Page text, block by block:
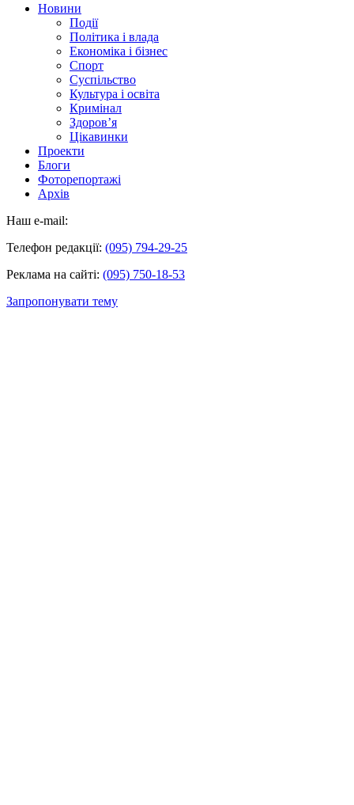
Новини
Події
Політика і влада
Економіка і бізнес
Спорт
Суспільство
Культура і освіта
Кримінал
Здоров’я
Цікавинки
Проекти
Блоги
Фоторепортажі
Архів
Наш e-mail:
Телефон редакції: (095) 794-29-25
Реклама на сайті: (095) 750-18-53
Запропонувати тему